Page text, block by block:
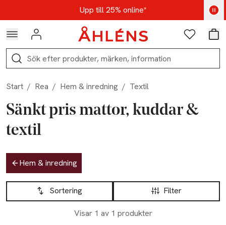
Hoppa till navigationsmenynUpp till 25% online*
Kod: AUG25 - Shoppa nu
Logga in Favoriter
Sök
Start / Rea / Hem & inredning / Textil
Sänkt pris mattor, kuddar &
textil
Hoppa till produktsidan
Hem & inredning
Hoppa till produktsidan
Filter
Sortering
Visar 1 av 1 produkter
Lista över produkter